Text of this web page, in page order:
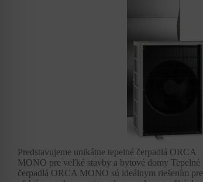
Predstavujeme unikátne tepelné čerpadlá ORCA
MONO pre veľké stavby a bytové domy Tepelné
čerpadlá ORCA MONO sú ideálnym riešením pre